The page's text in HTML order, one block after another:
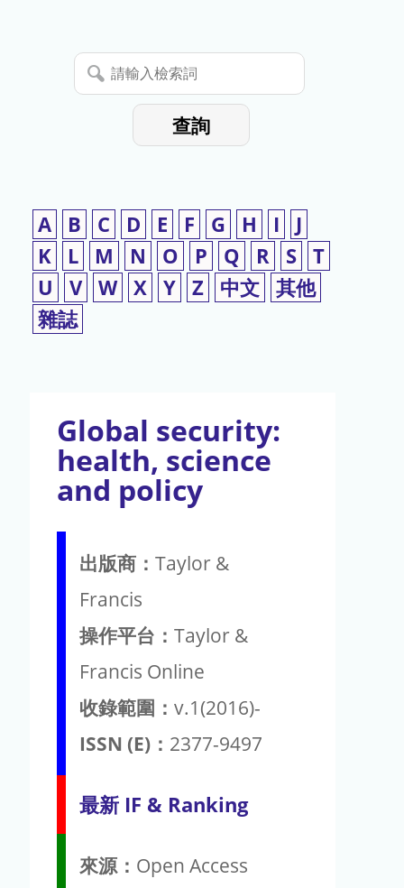
暫
停
請
輸
查詢
A B C D E F G H I
J
K
L M N O P Q R S T
U
V W X Y Z 中文 其他
雜誌
Global security:
health, science
and policy
出版商： Taylor &
Francis
操作平台： Taylor &
Francis Online
收錄範圍： v.1(2016)-
ISSN (E)： 2377-9497
最新 IF & Ranking
來源： Open Access